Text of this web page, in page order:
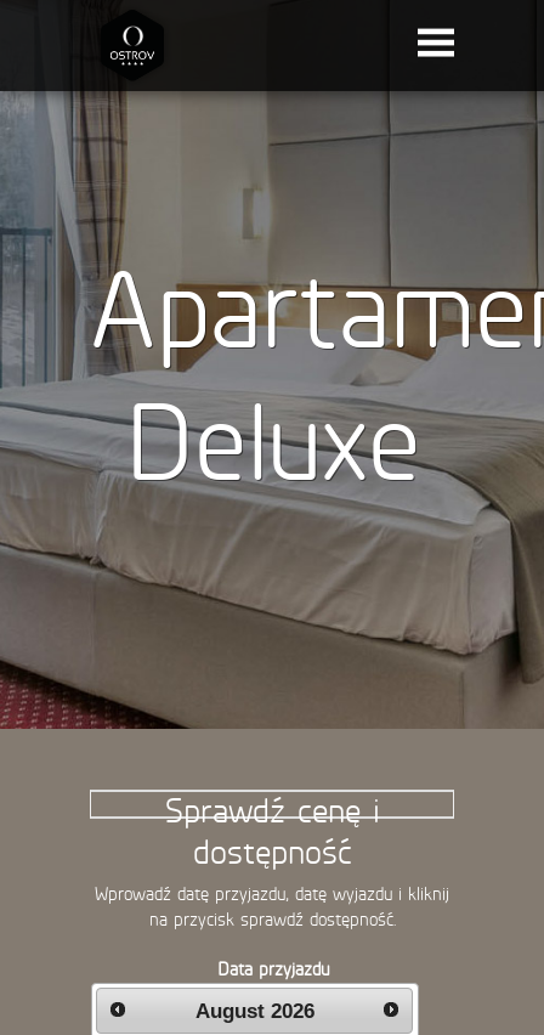
Deluxe
Sprawdź cenę i
dostępność
Wprowadź datę przyjazdu, datę wyjazdu i kliknij
na przycisk sprawdź dostępność.
Data przyjazdu
August 2026